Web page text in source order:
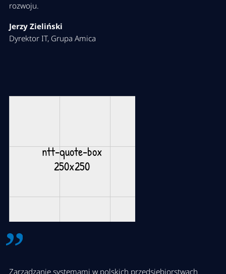
rozwoju.
Jerzy Zieliński
Dyrektor IT, Grupa Amica
Zarządzanie systemami w polskich przedsiębiorstwach